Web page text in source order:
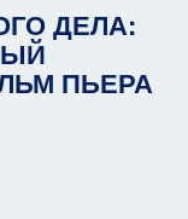
ДЕЛА:
ПЬЕРА